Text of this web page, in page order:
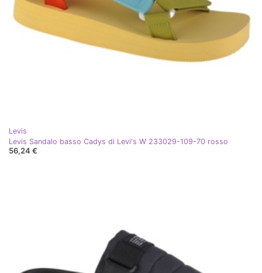
Levis
Levis Sandalo basso Cadys di Levi's W 233029-109-70 rosso
56,24 €